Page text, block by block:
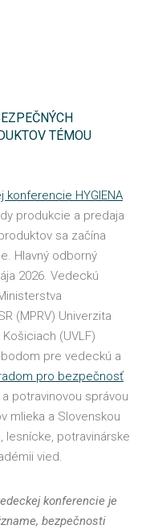
TÉMOU
HYGIENA
produkcie a predaja
sa začína
Hlavný odborný
2026. Vedeckú
(MPRV) Univerzita
(UVLF)
pre vedeckú a
pro bezpečnosť
a potravinovou správou
mlieka a Slovenskou
potravinárske
vied.
konferencie je
bezpečnosti